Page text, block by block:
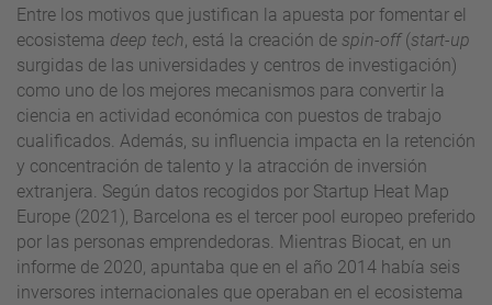
Entre los motivos que justifican la apuesta por fomentar el
ecosistema deep tech, está la creación de spin-off(start-up
surgidas de las universidades y centros de investigación)
como uno de los mejores mecanismos para convertir la
ciencia en actividad económica con puestos de trabajo
cualificados. Además, su influencia impacta en la retención
y concentración de talento y la atracción de inversión
extranjera. Según datos recogidos por Startup Heat Map
Europe (2021), Barcelona es el tercer pool europeo preferido
por las personas emprendedoras. Mientras Biocat, en un
informe de 2020, apuntaba que en el año 2014 había seis
inversores internacionales que operaban en el ecosistema